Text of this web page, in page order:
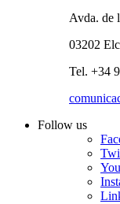
Avda. de
03202
Tel. +34
Follow us